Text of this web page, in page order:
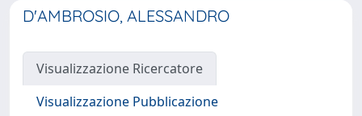
D'AMBROSIO, ALESSANDRO
Visualizzazione Ricercatore
Visualizzazione Pubblicazione